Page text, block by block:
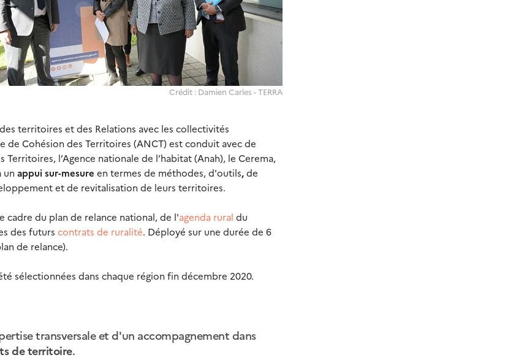
Crédit : Damien Carles - TERRA
territoires et des Relations avec les collectivités
Cohésion des Territoires (ANCT) est conduit avec de
l’Agence nationale de l’habitat (Anah), le Cerema,
un appui sur-mesure en termes de méthodes, d'outils,de
et de revitalisation de leurs territoires.
cadre du plan de relance national, de l'agenda rural du
des futurs contrats de ruralité. Déployé sur une durée de 6
de relance).
sélectionnées dans chaque région fin décembre 2020.
transversale et d'un accompagnement dans
de territoire.